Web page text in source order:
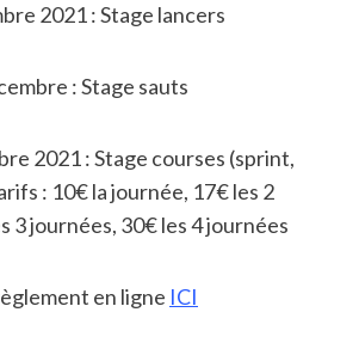
2021 : Stage lancers
: Stage sauts
2021 : Stage courses (sprint,
: 10€ la journée, 17€ les 2
3 journées, 30€ les 4 journées
en ligne ICI